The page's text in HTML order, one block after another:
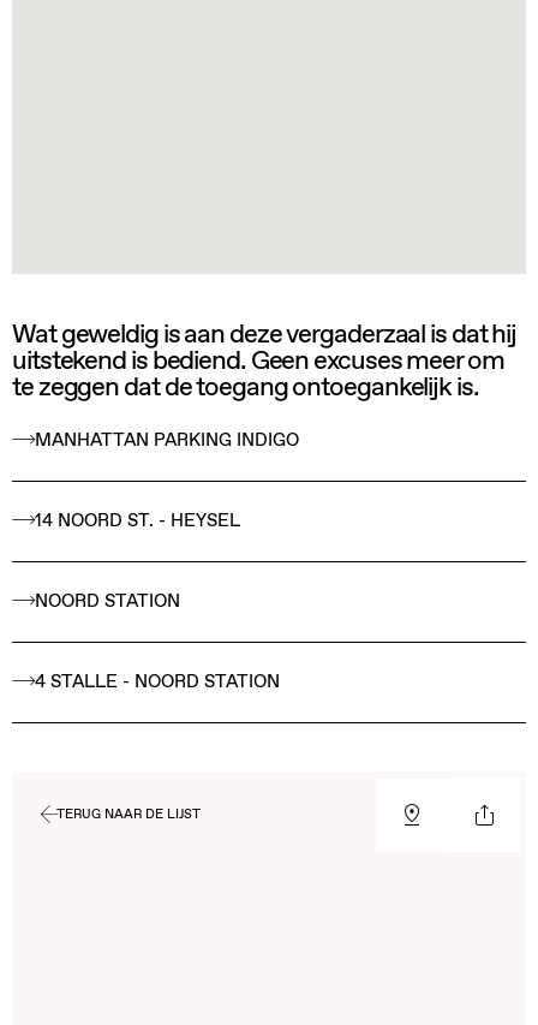
Wat geweldig is aan deze vergaderzaal is dat hij
uitstekend is bediend. Geen excuses meer om
te zeggen dat de toegang ontoegankelijk is.
MANHATTAN PARKING INDIGO
14 NOORD ST. - HEYSEL
NOORD STATION
4 STALLE - NOORD STATION
TERUG NAAR DE LIJST